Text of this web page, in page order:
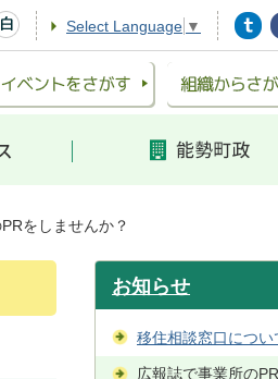
Select Language ▼
をしませんか？
お知らせ
移住相談窓口につい
広報誌で事業所の